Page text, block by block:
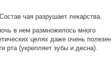
чая разрушает лекарства.
в нем размножилось много
целях даже очень
рта (укрепляет зубы и десна).